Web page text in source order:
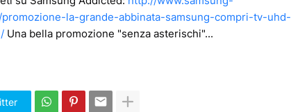
la-grande-abbinata-samsung-compri-tv-uhd-
Una bella promozione "senza asterischi"...